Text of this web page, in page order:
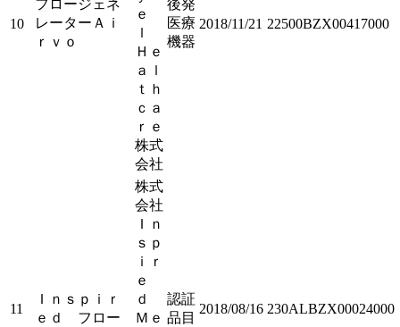
10
フロージェネ
レーターＡｉ
ｒｖｏ
ｅ
ｌ
Ｈｅ
ａｌ
ｔｈ
ｃａ
ｒｅ
株式
会社
後発
医療
機器
2018/11/21 22500BZX00417000
11
Ｉｎｓｐｉｒ
ｅｄ フロー
株式
会社
Ｉｎ
ｓｐ
ｉｒ
ｅ
ｄ
Ｍｅ
認証
品目
2018/08/16 230ALBZX00024000